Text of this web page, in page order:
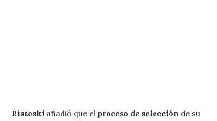
Ristoski añadió que el proceso de selección de su